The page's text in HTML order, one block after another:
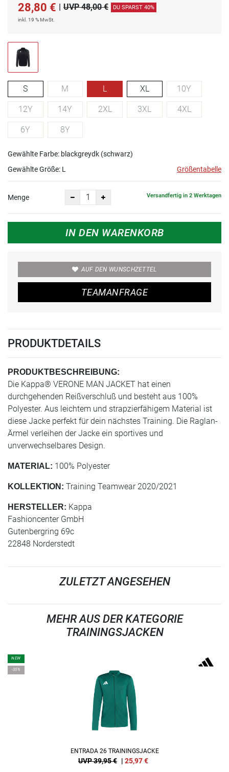
28,80 € UVP 48,00 € DU SPARST 40%
inkl. 19 % MwSt.
S M L XL 10Y
12Y 14Y 2XL 3XL 4XL
6Y 8Y
Gewählte Farbe: blackgreydk (schwarz)
Gewählte Größe: L Größentabelle
Menge Versandfertig in 2 Werktagen
IN DEN WARENKORB
AUF DEN WUNSCHZETTEL
TEAMANFRAGE
PRODUKTDETAILS
PRODUKTBESCHREIBUNG:
Die Kappa® VERONE MAN JACKET hat einen
durchgehenden Reißverschluß und besteht aus 100%
Polyester. Aus leichtem und strapzierfähigem Material ist
diese Jacke perfekt für dein nächstes Training. Die Raglan-
Ärmel verleihen der Jacke ein sportives und
unverwechselbares Design.
MATERIAL: 100% Polyester
KOLLEKTION: Training Teamwear 2020/2021
HERSTELLER: Kappa
Fashioncenter GmbH
Gutenbergring 69c
22848 Norderstedt
ZULETZT ANGESEHEN
MEHR AUS DER KATEGORIE
TRAININGSJACKEN
NEW
-35%
ENTRADA 26 TRAININGSJACKE
UVP 39,95 € | 25,97€